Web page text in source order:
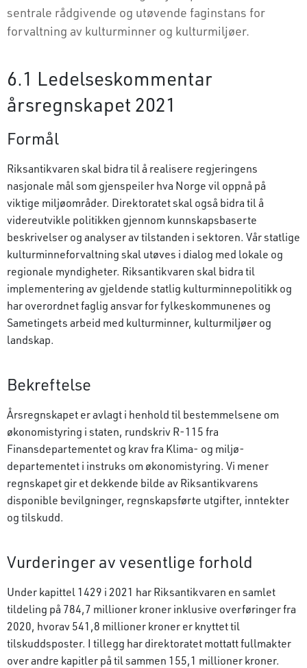
sentrale rådgivende og utøvende faginstans for
forvaltning av kulturminner og kulturmiljøer.
6.1 Ledelseskommentar
årsregnskapet 2021
Formål
Riksantikvaren skal bidra til å realisere regjeringens
nasjonale mål som gjenspeiler hva Norge vil oppnå på
viktige miljøområder. Direktoratet skal også bidra til å
videreutvikle politikken gjennom kunnskapsbaserte
beskrivelser og analyser av tilstanden i sektoren. Vår statlige
kulturminneforvaltning skal utøves i dialog med lokale og
regionale myndigheter. Riksantikvaren skal bidra til
implementering av gjeldende statlig kulturminnepolitikk og
har overordnet faglig ansvar for fylkeskommunenes og
Sametingets arbeid med kulturminner, kulturmiljøer og
landskap.
Bekreftelse
Årsregnskapet er avlagt i henhold til bestemmelsene om
økonomistyring i staten, rundskriv R-115 fra
Finansdepartementet og krav fra Klima- og miljø­
departementet i instruks om økonomistyring. Vi mener
regnskapet gir et dekkende bilde av Riksantikvarens
disponible bevilgninger, regnskapsførte utgifter, inntekter
og tilskudd.
Vurderinger av vesentlige forhold
Under kapittel 1429 i 2021 har Riksantikvaren en samlet
tildeling på 784,7 millioner kroner inklusive overføringer fra
2020, hvorav 541,8 millioner kroner er knyttet til
tilskuddsposter. I tillegg har direktoratet mottatt fullmakter
over andre kapitler på til sammen 155,1 millioner kroner.